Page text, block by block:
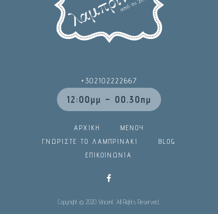
+302102222667
12:00μμ – 00.30πμ
ΑΡΧΙΚΗ
ΜΕΝΟΥ
ΓΝΩΡΙΣΤΕ ΤΟ ΛΑΜΠΡΙΝΑΚΙ
BLOG
ΕΠΙΚΟΙΝΩΝΙΑ
Copyright © 2020 Vincent. All Rights Reserved.